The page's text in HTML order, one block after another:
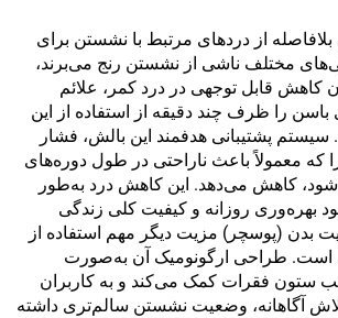
از دردهای مرتبط با نشستن برای
مختلف ناشی از نشستن رنج می‌برند،
کاهش قابل توجهی در درد کمر، علائم
را ظرف چند دقیقه از استفاده از این
سیستم پشتیبانی هدفمند این بالش، فشار
معمولاً باعث ناراحتی در طول دوره‌های
کاهش می‌دهد. این کاهش درد به‌طور
بهره‌وری روزانه و کیفیت کلی زندگی
بدن (پوسچر) مزیت دیگر مهم استفاده از
است. طراحی ارگونومیک آن به‌صورت
ستون فقرات کمک می‌کند و به کاربران
آگاهانه، وضعیت نشستن سالم‌تری داشته